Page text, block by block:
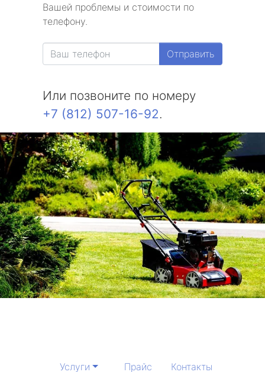
Вашей проблемы и стоимости по
телефону.
Отправить
Или позвоните по номеру
+7 (812) 507-16-92.
Услуги Прайс Контакты